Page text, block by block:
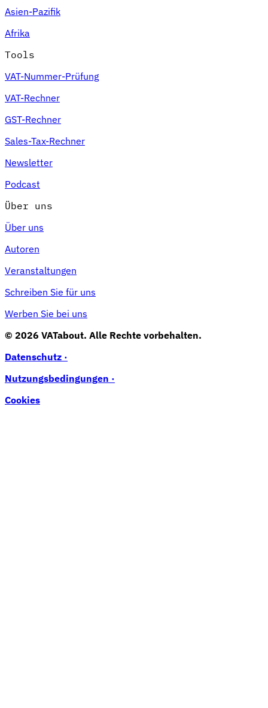
Asien-Pazifik
Afrika
Tools
VAT-Nummer-Prüfung
VAT-Rechner
GST-Rechner
Sales-Tax-Rechner
Newsletter
Podcast
Über uns
Über uns
Autoren
Veranstaltungen
Schreiben Sie für uns
Werben Sie bei uns
© 2026 VATabout. Alle Rechte vorbehalten.
Datenschutz ·
Nutzungsbedingungen ·
Cookies